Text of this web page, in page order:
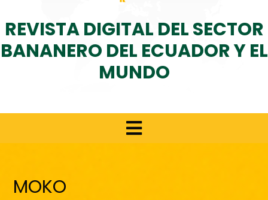
REVISTA DIGITAL DEL SECTOR
BANANERO DEL ECUADOR Y EL
MUNDO
MOKO